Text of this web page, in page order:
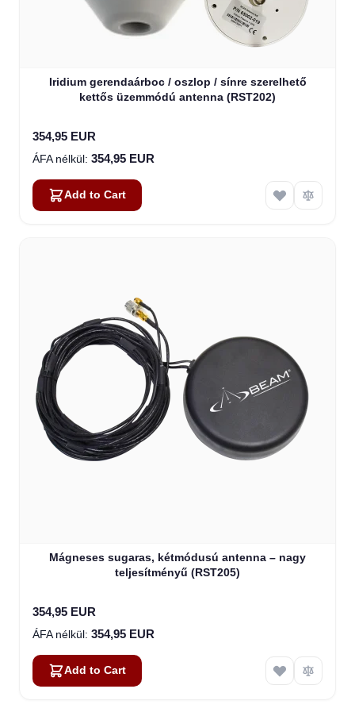
Iridium gerendaárboc / oszlop / sínre szerelhető
kettős üzemmódú antenna (RST202)
354,95 EUR
354,95 EUR
Add to Cart
Mágneses sugaras, kétmódusú antenna – nagy
teljesítményű (RST205)
354,95 EUR
354,95 EUR
Add to Cart